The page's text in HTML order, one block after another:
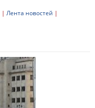
| Лента новостей |